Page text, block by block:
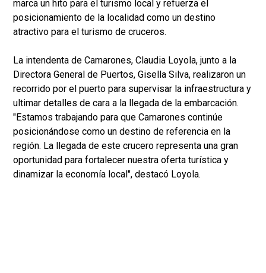
marca un hito para el turismo local y refuerza el
posicionamiento de la localidad como un destino
atractivo para el turismo de cruceros.
La intendenta de Camarones, Claudia Loyola, junto a la
Directora General de Puertos, Gisella Silva, realizaron un
recorrido por el puerto para supervisar la infraestructura y
ultimar detalles de cara a la llegada de la embarcación.
"Estamos trabajando para que Camarones continúe
posicionándose como un destino de referencia en la
región. La llegada de este crucero representa una gran
oportunidad para fortalecer nuestra oferta turística y
dinamizar la economía local", destacó Loyola.